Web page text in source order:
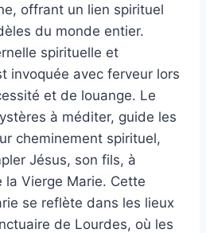
offrant un lien spirituel
du monde entier.
spirituelle et
invoquée avec ferveur lors
et de louange. Le
à méditer, guide les
cheminement spirituel,
Jésus, son fils, à
Vierge Marie. Cette
se reflète dans les lieux
de Lourdes, où les